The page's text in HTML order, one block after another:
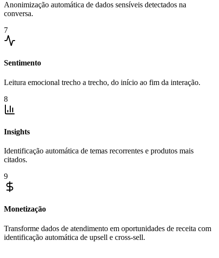
Anonimização automática de dados sensíveis detectados na
conversa.
7
Sentimento
Leitura emocional trecho a trecho, do início ao fim da interação.
8
Insights
Identificação automática de temas recorrentes e produtos mais
citados.
9
Monetização
Transforme dados de atendimento em oportunidades de receita com
identificação automática de upsell e cross-sell.